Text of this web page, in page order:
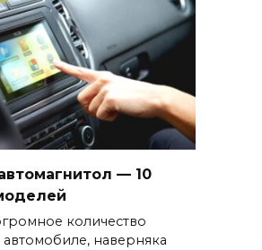
— 10
количество
наверняка